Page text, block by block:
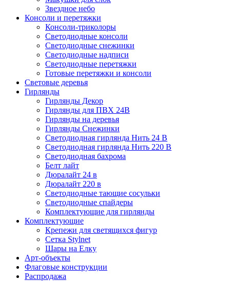
Звездное небо
Консоли и перетяжки
Консоли-триколоры
Светодиодные консоли
Светодиодные снежинки
Светодиодные надписи
Светодиодные перетяжки
Готовые перетяжки и консоли
Световые деревья
Гирлянды
Гирлянды Декор
Гирлянды для ПВХ 24В
Гирлянды на деревья
Гирлянды Снежинки
Светодиодная гирлянда Нить 24 В
Светодиодная гирлянда Нить 220 В
Светодиодная бахрома
Белт лайт
Дюралайт 24 в
Дюралайт 220 в
Светодиодные тающие сосульки
Светодиодные спайдеры
Комплектующие для гирлянды
Комплектующие
Крепежи для светящихся фигур
Сетка Stylnet
Шары на Елку
Арт-объекты
Флаговые конструкции
Распродажа